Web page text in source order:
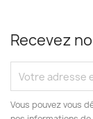
Recevez
Vous pouvez vous